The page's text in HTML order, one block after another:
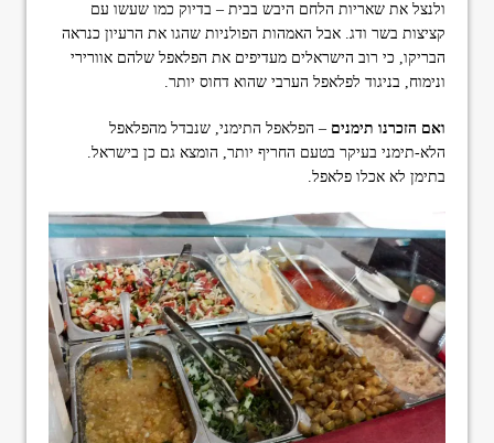
ולנצל את שאריות הלחם היבש בבית – בדיוק כמו שעשו עם
קציצות בשר ודג. אבל האמהות הפולניות שהגו את הרעיון כנראה
הבריקו, כי רוב הישראלים מעדיפים את הפלאפל שלהם אוורירי
ונימוח, בניגוד לפלאפל הערבי שהוא דחוס יותר.
ואם הזכרנו תימנים – הפלאפל התימני, שנבדל מהפלאפל
הלא-תימני בעיקר בטעם החריף יותר, הומצא גם כן בישראל.
בתימן לא אכלו פלאפל.